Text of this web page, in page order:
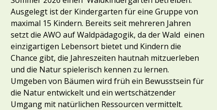
Ausgelegt ist der Kindergarten für eine Gruppe von
maximal 15 Kindern. Bereits seit mehreren Jahren
setzt die AWO auf Waldpädagogik, da der Wald einen
einzigartigen Lebensort bietet und Kindern die
Chance gibt, die Jahreszeiten hautnah mitzuerleben
und die Natur spielerisch kennen zu lernen.
Umgeben von Bäumen wird früh ein Bewusstsein für
die Natur entwickelt und ein wertschätzender
Umgang mit natürlichen Ressourcen vermittelt.